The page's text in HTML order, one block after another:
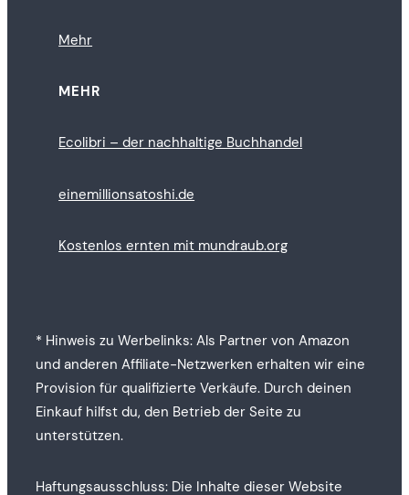
Mehr
MEHR
Ecolibri – der nachhaltige Buchhandel
einemillionsatoshi.de
Kostenlos ernten mit mundraub.org
* Hinweis zu Werbelinks: Als Partner von Amazon
und anderen Affiliate-Netzwerken erhalten wir eine
Provision für qualifizierte Verkäufe. Durch deinen
Einkauf hilfst du, den Betrieb der Seite zu
unterstützen.
Haftungsausschluss: Die Inhalte dieser Website